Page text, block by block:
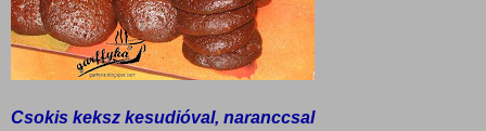
Csokis keksz kesudióval, naranccsal